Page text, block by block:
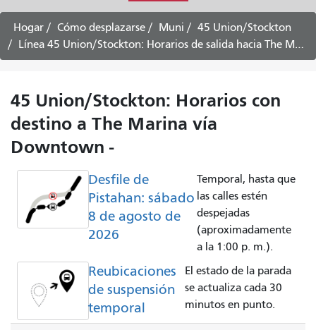
viajar
Hogar Cómo desplazarse Muni
45 Union/Stockton
Línea 45 Union/Stockton: Horarios de salida hacia The Marina vía el centro - 17 de agosto de 2026
45 Union/Stockton: Horarios con
destino a The Marina vía
Downtown -
Desfile de
Pistahan: sábado
8 de agosto de
2026
Temporal, hasta que
las calles estén
despejadas
(aproximadamente
a la 1:00 p. m.).
Reubicaciones
de suspensión
temporal
El estado de la parada
se actualiza cada 30
minutos en punto.